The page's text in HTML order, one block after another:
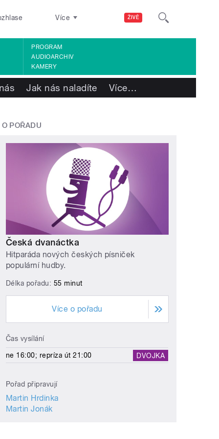
ŽIVĚ
Více
PROGRAM
AUDIOARCHIV
KAMERY
Jak nás naladíte Více…
O POŘADU
Česká dvanáctka
Hitparáda nových českých písniček
populární hudby.
Délka pořadu: 55 minut
Více o pořadu
Čas vysílání
ne 16:00; repríza út 21:00 DVOJKA
Pořad připravují
Martin Hrdinka
Martin Jonák